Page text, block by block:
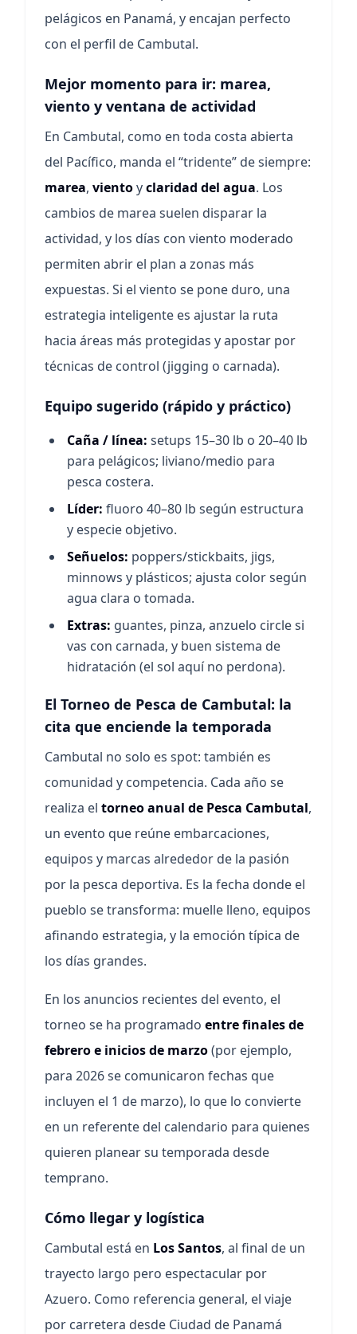
pelágicos en Panamá, y encajan perfecto
con el perfil de Cambutal.
Mejor momento para ir: marea,
viento y ventana de actividad
En Cambutal, como en toda costa abierta
del Pacífico, manda el “tridente” de siempre:
marea, vientoyclaridad del agua. Los
cambios de marea suelen disparar la
actividad, y los días con viento moderado
permiten abrir el plan a zonas más
expuestas. Si el viento se pone duro, una
estrategia inteligente es ajustar la ruta
hacia áreas más protegidas y apostar por
técnicas de control (jigging o carnada).
Equipo sugerido (rápido y práctico)
Caña / línea: setups 15–30 lb o 20–40 lb
para pelágicos; liviano/medio para
pesca costera.
Líder: fluoro 40–80 lb según estructura
y especie objetivo.
Señuelos: poppers/stickbaits, jigs,
minnows y plásticos; ajusta color según
agua clara o tomada.
Extras: guantes, pinza, anzuelo circle si
vas con carnada, y buen sistema de
hidratación (el sol aquí no perdona).
El Torneo de Pesca de Cambutal: la
cita que enciende la temporada
Cambutal no solo es spot: también es
comunidad y competencia. Cada año se
realiza el torneo anual de Pesca Cambutal,
un evento que reúne embarcaciones,
equipos y marcas alrededor de la pasión
por la pesca deportiva. Es la fecha donde el
pueblo se transforma: muelle lleno, equipos
afinando estrategia, y la emoción típica de
los días grandes.
En los anuncios recientes del evento, el
torneo se ha programado entre finales de
febrero e inicios de marzo(por ejemplo,
para 2026 se comunicaron fechas que
incluyen el 1 de marzo), lo que lo convierte
en un referente del calendario para quienes
quieren planear su temporada desde
temprano.
Cómo llegar y logística
Cambutal está en Los Santos, al final de un
trayecto largo pero espectacular por
Azuero. Como referencia general, el viaje
por carretera desde Ciudad de Panamá